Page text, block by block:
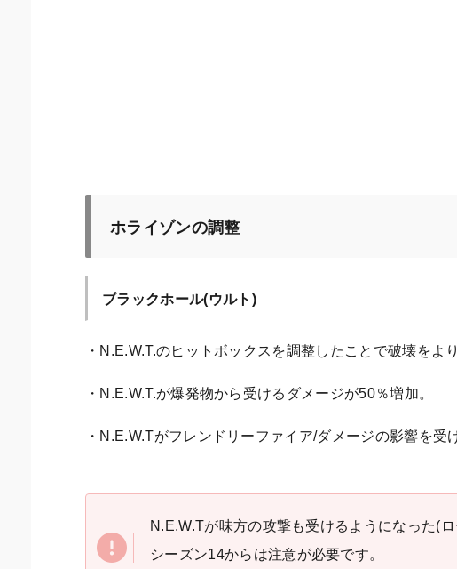
ホライゾンの調整
ブラックホール(ウルト)
・N.E.W.T.のヒットボックスを調整したことで破壊をよ
・N.E.W.T.が爆発物から受けるダメージが50％増加。
・N.E.W.Tがフレンドリーファイア/ダメージの影響を受
N.E.W.Tが味方の攻撃も受けるようになった(
シーズン14からは注意が必要です。